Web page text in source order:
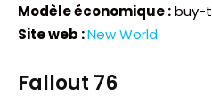
Modèle économique :buy-
Site web :New World
Fallout 76